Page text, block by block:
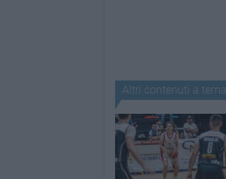
Altri contenuti a tema